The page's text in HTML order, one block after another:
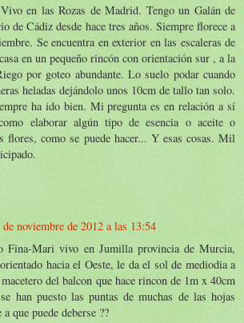
en las Rozas de Madrid. Tengo un Galán de
de Cádiz desde hace tres años. Siempre florece a
Se encuentra en exterior en las escaleras de
en un pequeño rincón con orientación sur , a la
por goteo abundante. Lo suelo podar cuando
heladas dejándolo unos 10cm de tallo tan solo.
ha ido bien. Mi pregunta es en relación a sí
elaborar algún tipo de esencia o aceite o
flores, como se puede hacer... Y esas cosas. Mil
de noviembre de 2012 a las 13:54
Fina-Mari vivo en Jumilla provincia de Murcia,
hacia el Oeste, le da el sol de mediodia a
del balcon que hace rincon de 1m x 40cm
han puesto las puntas de muchas de las hojas
que puede deberse ??